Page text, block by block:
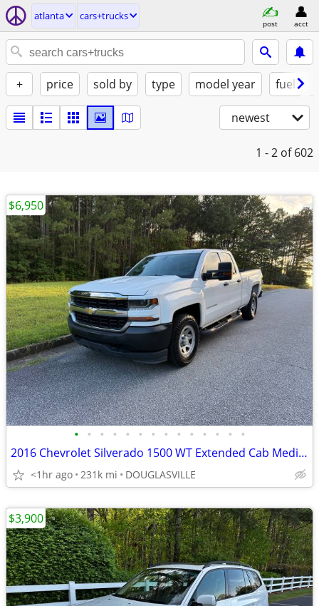
atlanta cars+trucks
post acct
+ price sold by type model year fuel
newest
1 - 2 of 602
• • • • • • • • • • • • • •
2016 Chevrolet Silverado 1500 WT Extended Cab Medium Bed 1WT
<1hr ago 231k mi DOUGLASVILLE
$6,950
$3,900